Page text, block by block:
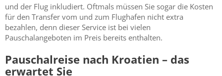
und der Flug inkludiert. Oftmals müssen Sie sogar die Kosten
für den Transfer vom und zum Flughafen nicht extra
bezahlen, denn dieser Service ist bei vielen
Pauschalangeboten im Preis bereits enthalten.
Pauschalreise nach Kroatien – das
erwartet Sie